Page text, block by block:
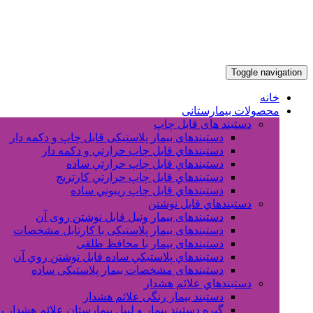
Toggle navigation
خانه
محصولات بیمارستانی
دستبند های قابل چاپ
دستبندهای بیمار پلاستیکی قابل چاپ و دکمه دار
دستبندهاي قابل چاپ حرارتي و دکمه دار
دستبندهاي قابل چاپ حرارتي ساده
دستبندهاي قابل چاپ حرارتي کارتريج
دستبندهاي قابل چاپ ريبوني ساده
دستبندهاي قابل نوشتن
دستبندهای بیمار ونیل قابل نوشتن روی آن
دستبندهای بیمار پلاستیکی با کارتابل مشخصات
دستبندهای بیمار با محافظ طلقی
دستبندهاي پلاستيکي ساده قابل نوشتن روي آن
دستبندهای مشخصات بیمار پلاستیکی ساده
دستبندهاي علائم هشدار
دستبند بیمار رنگی علائم هشدار
گیره دستبند بیمار و لیبل بیمارستان علائم هشدار